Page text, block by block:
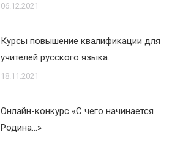
06.12.2021
Курсы повышение квалификации для
учителей русского языка.
18.11.2021
Онлайн-конкурс «С чего начинается
Родина…»